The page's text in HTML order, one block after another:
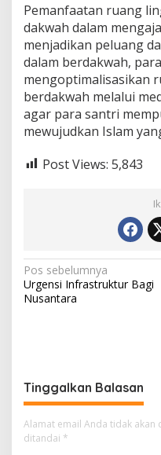
Pemanfaatan ruang
dakwah dalam
menjadikan peluang
dalam berdakwah,
mengoptimalisasikan
berdakwah melalui
agar para santri
mewujudkan Islam
Post Views: 5,843
N
a
a
s
i
Pos sebelumnya
Urgensi Infrastruktur Bagi
Nusantara
Tinggalkan Balasan
Alamat email Anda tidak akan
ditandai *